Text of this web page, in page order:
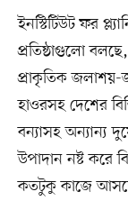
ইনস্টিটিউট ফর
প্রতিষ্ঠাগুলো
প্রাকৃতিক
হাওরসহ দেশের
বন্যাসহ অন্যান্য
উপাদান নষ্ট করে
কতটুকু কাজে